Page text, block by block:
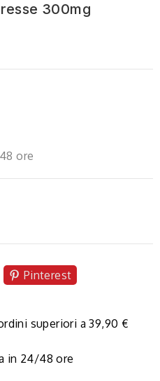
300mg
ore
Pinterest
superiori a 39,90 €
in 24/48 ore